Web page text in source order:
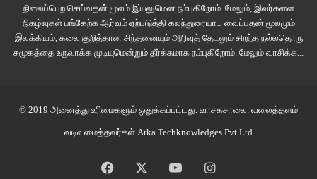
நிலைப்பெற செய்வதன் மூலம் இயலுமென நம்புகிறோம். மேலும், இவர்களை
நிகழ்வுகள் பங்கேற்க ஆர்வம் ஏற்படுத்தி கலந்துரையாட வைப்பதன் மூலமும்
இலக்கியம், கலை குறித்தான சிந்தனையும் அறிவுத் தேடலும் சிறந்த நல்லதொரு
சமூகத்தை உருவாக்க முடியுமென்றும் தீர்க்கமாக நம்புகிறோம். மேலும் வாசிக்க...
© 2019 அனைத்து உரிமைகளும் ஒதுக்கப்பட்டது. வாசகசாலை. வலைத்தளம்
வடிவமைத்தவர்கள் Arka Techknowledges Pvt Ltd
Facebook YouTubeInstagram